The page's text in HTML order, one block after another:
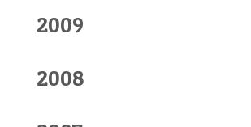
2009
2008